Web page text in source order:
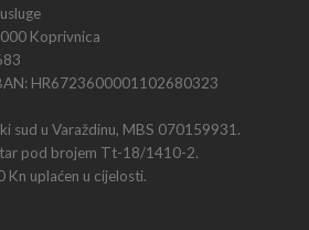
Koprivnica
HR6723600001102680323
sud u Varaždinu, MBS 070159931.
pod brojem Tt-18/1410-2.
uplaćen u cijelosti.